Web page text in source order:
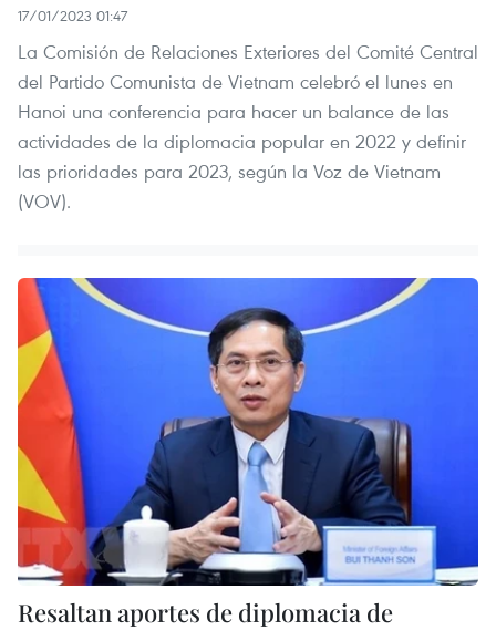
17/01/2023 01:47
La Comisión de Relaciones Exteriores del Comité Central
del Partido Comunista de Vietnam celebró el lunes en
Hanoi una conferencia para hacer un balance de las
actividades de la diplomacia popular en 2022 y definir
las prioridades para 2023, según la Voz de Vietnam
(VOV).
Resaltan aportes de diplomacia de